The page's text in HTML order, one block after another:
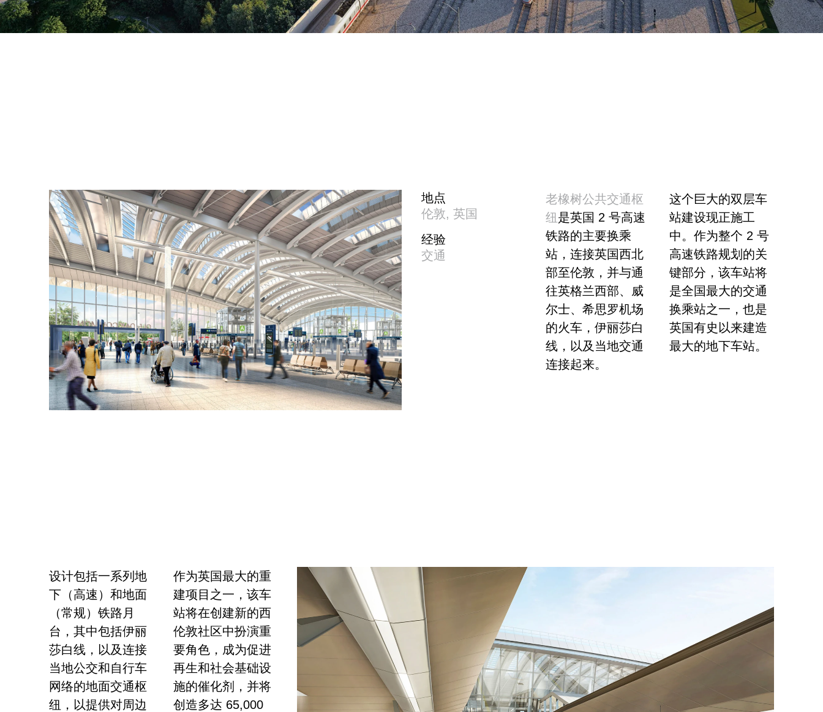
地点
伦敦, 英国
经验
交通
老橡树公共交通枢
纽 是英国 2 号高速
铁路的主要换乘
站，连接英国西北
部至伦敦，并与通
往英格兰西部、威
尔士、希思罗机场
的火车，伊丽莎白
线，以及当地交通
连接起来。
这个巨大的双层车
站建设现正施工
中。作为整个 2 号
高速铁路规划的关
键部分，该车站将
是全国最大的交通
换乘站之一，也是
英国有史以来建造
最大的地下车站。
设计包括一系列地
下（高速）和地面
（常规）铁路月
台，其中包括伊丽
莎白线，以及连接
当地公交和自行车
网络的地面交通枢
纽，以提供对周边
作为英国最大的重
建项目之一，该车
站将在创建新的西
伦敦社区中扮演重
要角色，成为促进
再生和社会基础设
施的催化剂，并将
创造多达 65,000